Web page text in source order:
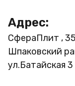
Адрес:
СфераПлит ,
Шпаковский
ул.Батайская 3